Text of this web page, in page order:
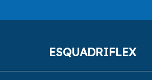
ESQUADRIFLEX